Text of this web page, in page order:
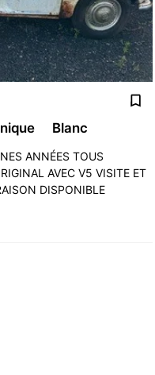
Blanc
ANNÉES TOUS
AVEC V5 VISITE ET
DISPONIBLE